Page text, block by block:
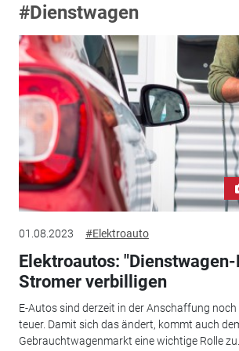
#Dienstwagen
01.08.2023 #Elektroauto
Elektroautos: "Dienstwagen-
Stromer verbilligen
E-Autos sind derzeit in der Anschaffung
teuer. Damit sich das ändert, kommt auch
Gebrauchtwagenmarkt eine wichtige Rolle zu.